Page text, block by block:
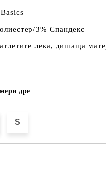
3% Спандекс
лека, дишаща
дре
S